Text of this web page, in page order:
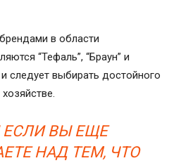
в области
“Тефаль”, “Браун” и
следует выбирать достойного
ВЫ ЕЩЕ
НАД ТЕМ, ЧТО